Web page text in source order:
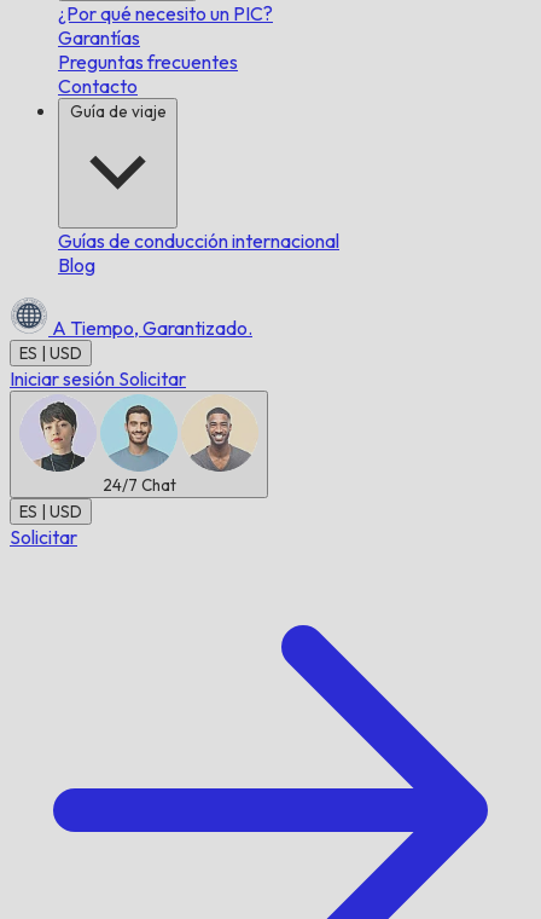
¿Por qué necesito un PIC?
Garantías
Preguntas frecuentes
Contacto
Guía de viaje
Guías de conducción internacional
Blog
A Tiempo, Garantizado.
ES | USD
Iniciar sesión Solicitar
24/7 Chat
ES | USD
Solicitar